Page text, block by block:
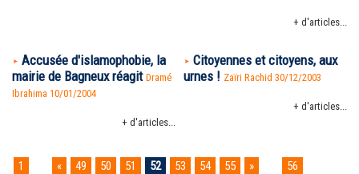
+ d'articles...
Accusée d'islamophobie, la
mairie de Bagneux réagit Dramé
Ibrahima 10/01/2004
+ d'articles...
Citoyennes et citoyens, aux
urnes ! Zaïri Rachid 30/12/2003
+ d'articles...
1 « 49 50 51 52 53 54 55 » 56